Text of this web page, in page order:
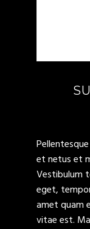
et netus et
Vestibulum
eget,
amet quam
vitae est.